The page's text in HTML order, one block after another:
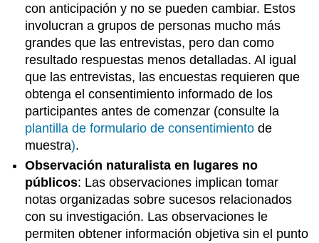
con anticipación y no se pueden cambiar. Estos
involucran a grupos de personas mucho más
grandes que las entrevistas, pero dan como
resultado respuestas menos detalladas. Al igual
que las entrevistas, las encuestas requieren que
obtenga el consentimiento informado de los
participantes antes de comenzar (consulte la
plantilla de formulario de consentimiento de
muestra).
Observación naturalista en lugares no
públicos: Las observaciones implican tomar
notas organizadas sobre sucesos relacionados
con su investigación. Las observaciones le
permiten obtener información objetiva sin el punto